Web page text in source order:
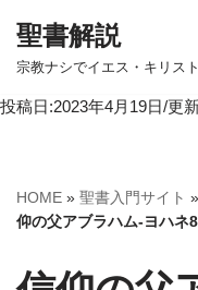
コ
テ
へ
ス
ッ
聖書解説
宗教ナシでイエス・キリス
投稿日:2023年4月19日/更
HOME » 聖書入門サイト »
仰の父アブラハム-ヨハネ